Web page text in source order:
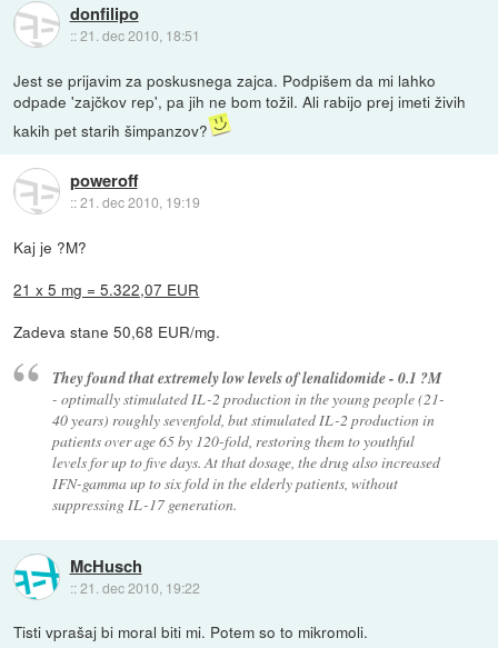
donfilipo
::21. dec 2010, 18:51
Jest se prijavim za poskusnega zajca. Podpišem da mi lahko
odpade 'zajčkov rep', pa jih ne bom tožil. Ali rabijo prej imeti živih
kakih pet starih šimpanzov?
poweroff
::21. dec 2010, 19:19
Kaj je ?M?
21 x 5 mg = 5.322,07 EUR
Zadeva stane 50,68 EUR/mg.
They found that extremely low levels of lenalidomide - 0.1 ?M
- optimally stimulated IL-2 production in the young people (21-
40 years) roughly sevenfold, but stimulated IL-2 production in
patients over age 65 by 120-fold, restoring them to youthful
levels for up to five days. At that dosage, the drug also increased
IFN-gamma up to six fold in the elderly patients, without
suppressing IL-17 generation.
McHusch
::21. dec 2010, 19:22
Tisti vprašaj bi moral biti mi. Potem so to mikromoli.